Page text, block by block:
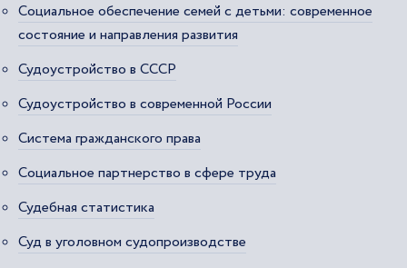
Социальное обеспечение семей с детьми: современное
состояние и направления развития
Судоустройство в СССР
Судоустройство в современной России
Система гражданского права
Социальное партнерство в сфере труда
Судебная статистика
Суд в уголовном судопроизводстве